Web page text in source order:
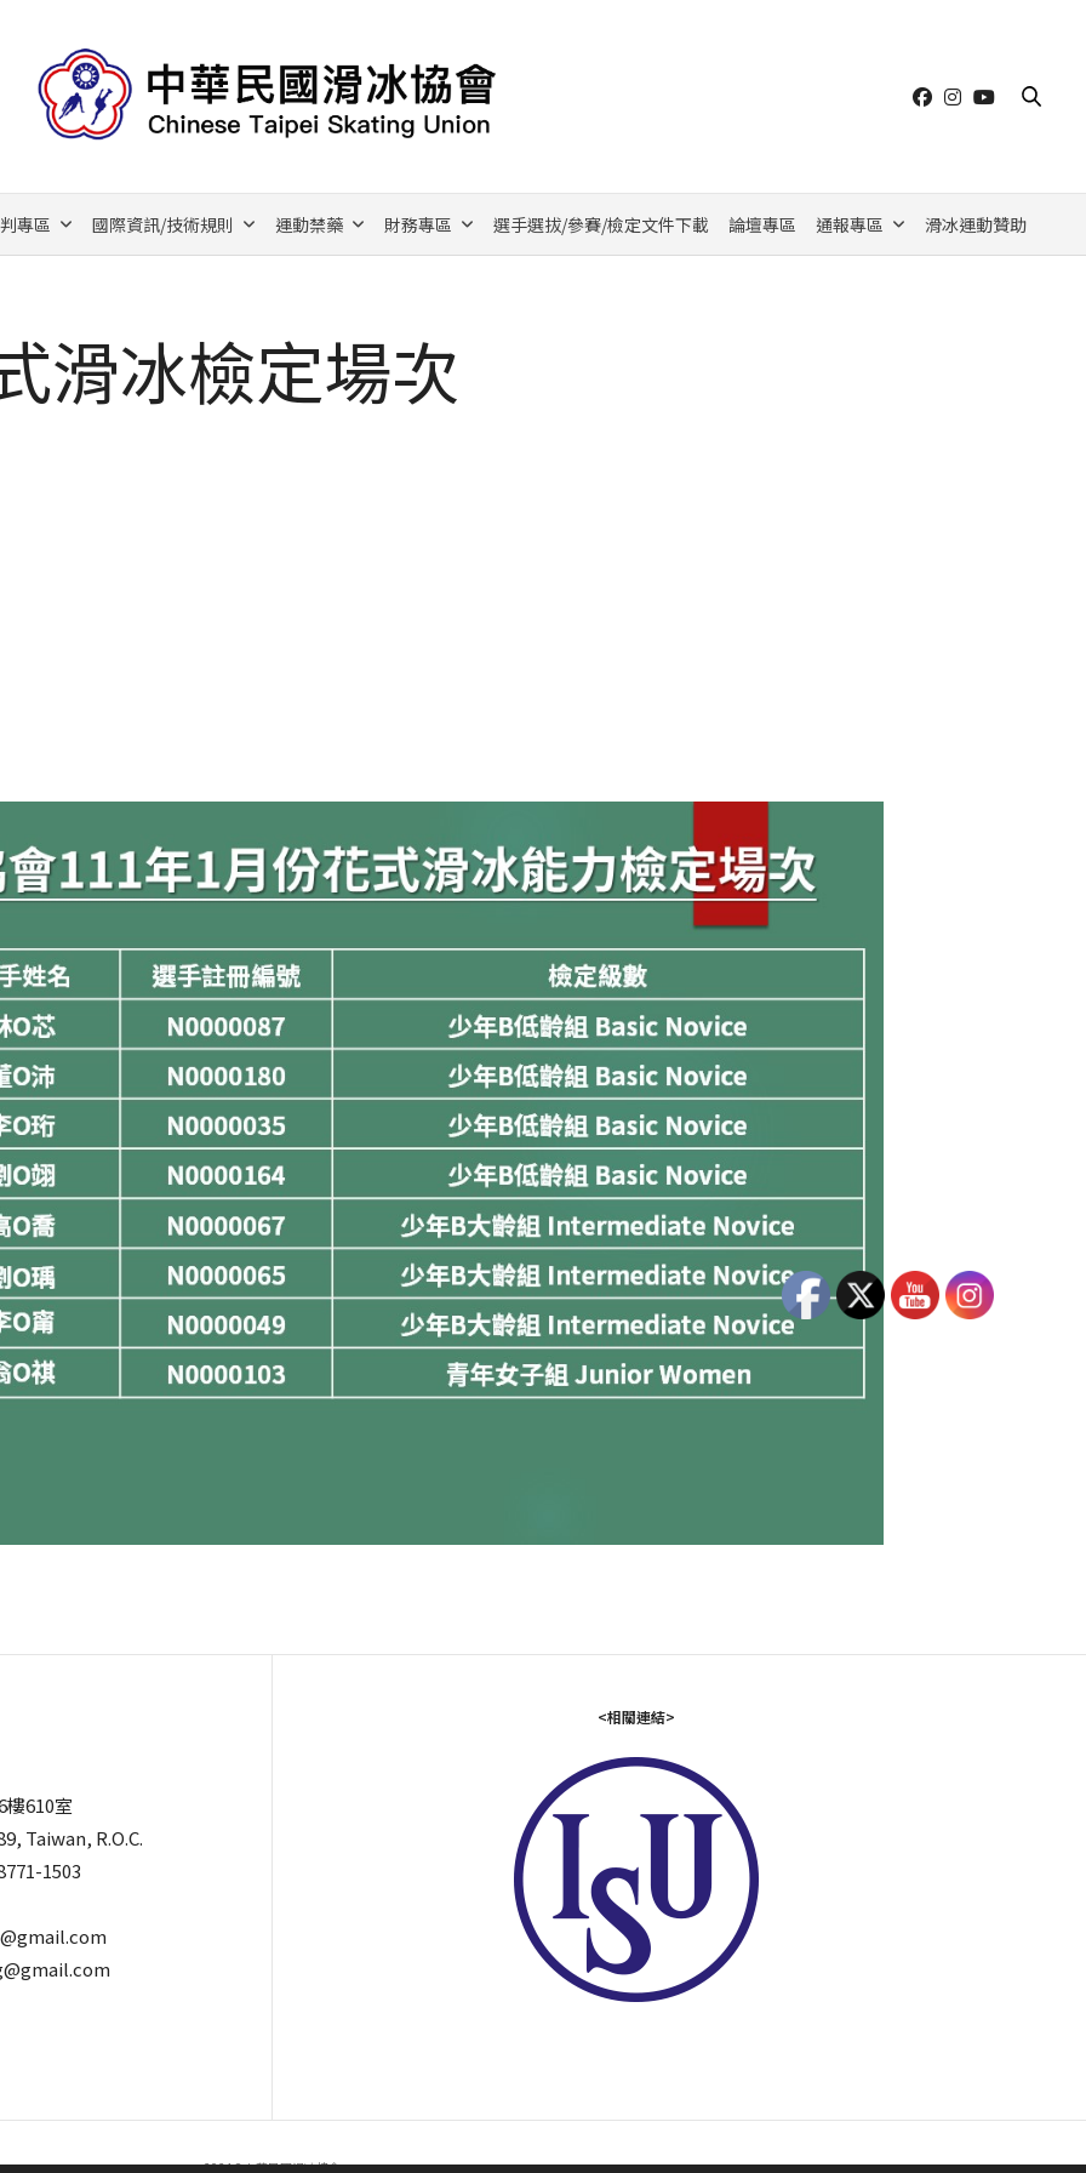
專區 國際資訊/技術規則 運動禁藥 財務專區 選手選拔/參賽/檢定文件下載 論壇專區 通報專區 滑冰運動贊助
滑冰檢定場次
樓610室
Taiwan, R.O.C.
1503
<相關連結>
2024©中華民國滑冰協會